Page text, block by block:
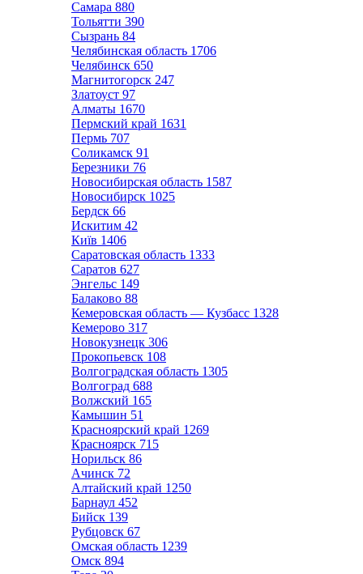
Самара 880
Тольятти 390
Сызрань 84
Челябинская область 1706
Челябинск 650
Магнитогорск 247
Златоуст 97
Алматы 1670
Пермский край 1631
Пермь 707
Соликамск 91
Березники 76
Новосибирская область 1587
Новосибирск 1025
Бердск 66
Искитим 42
Київ 1406
Саратовская область 1333
Саратов 627
Энгельс 149
Балаково 88
Кемеровская область — Кузбасс 1328
Кемерово 317
Новокузнецк 306
Прокопьевск 108
Волгоградская область 1305
Волгоград 688
Волжский 165
Камышин 51
Красноярский край 1269
Красноярск 715
Норильск 86
Ачинск 72
Алтайский край 1250
Барнаул 452
Бийск 139
Рубцовск 67
Омская область 1239
Омск 894